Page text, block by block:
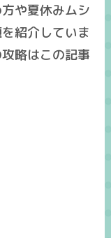
や夏休みムシ
紹介していま
略はこの記事